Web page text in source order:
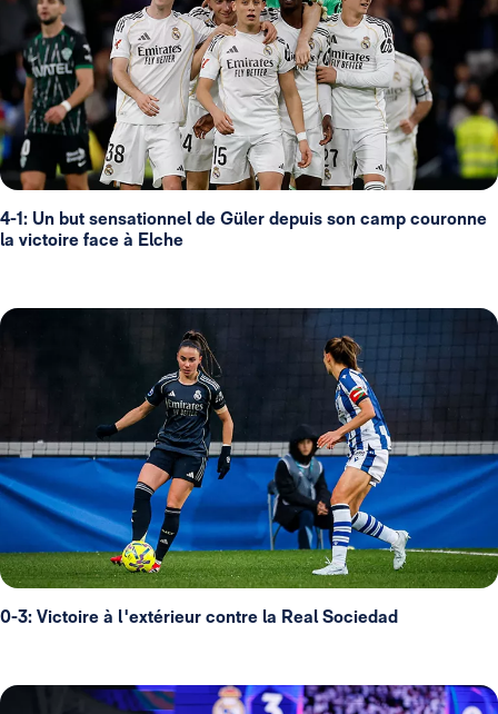
4-1: Un but sensationnel de Güler depuis son camp couronne
la victoire face à Elche
0-3: Victoire à l'extérieur contre la Real Sociedad